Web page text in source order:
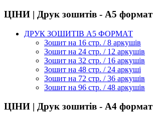
ЦІНИ | Друк зошитів - А5 формат
ДРУК ЗОШИТІВ А5 ФОРМАТ
Зошит на 16 стр. / 8 аркушів
Зошит на 24 стр. / 12 аркушів
Зошит на 32 стр. / 16 аркушів
Зошит на 48 стр. / 24 аркуші
Зошит на 72 стр. / 36 аркушів
Зошит на 96 стр. / 48 аркушів
ЦІНИ | Друк зошитів - А4 формат